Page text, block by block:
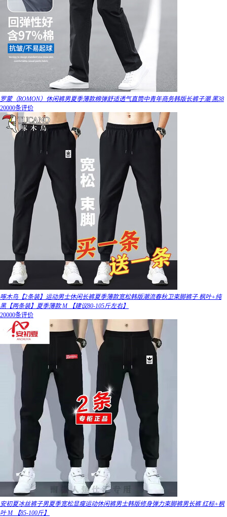
罗蒙（ROMON）休闲裤男夏季薄款棉弹舒适透气直筒中青年商务韩版长裤子潮 黑38
20000条评价
啄木鸟【2条装】运动男士休闲长裤夏季薄款宽松韩版潮流春秋卫束脚裤子 枫叶+纯
黑【两条装】夏季薄款 M 【建议80-105斤左右】
20000条评价
安初夏冰丝裤子男夏季宽松显瘦运动休闲裤男士韩版修身弹力束脚裤男长裤 红标+枫
叶 M 【85-100斤】